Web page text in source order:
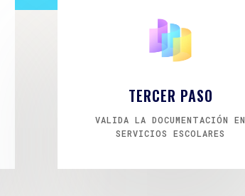
TERCER PASO
VALIDA LA DOCUMENTACIÓN EN
SERVICIOS ESCOLARES